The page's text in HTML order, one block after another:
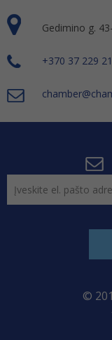
Gedimino g.
+370 37 229
©